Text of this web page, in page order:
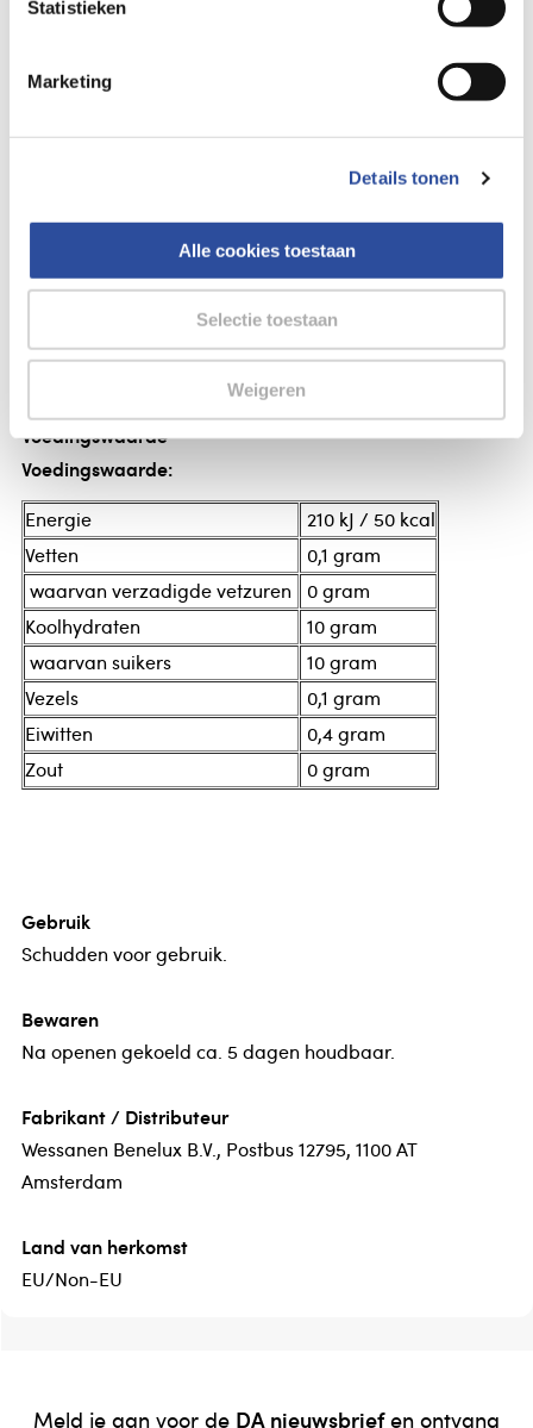
Statistieken
Marketing
Details tonen
Alle cookies toestaan
Selectie toestaan
Weigeren
Voor 21u besteld,
Natufood Zwarte bes oersap vitaal bio
Natufood Zwarte bes oersap vitaal
teelt.
Voedingswaarde
Voedingswaarde:
Energie
210 kJ / 50 kcal
Vetten
0,1 gram
waarvan verzadigde vetzuren
0 gram
Koolhydraten
10 gram
waarvan suikers
10 gram
Vezels
0,1 gram
Eiwitten
0,4 gram
Zout
0 gram
Gebruik
Schudden voor gebruik.
Bewaren
Na openen gekoeld ca. 5 dagen houdbaar.
Fabrikant / Distributeur
Wessanen Benelux B.V., Postbus 12795, 1100 AT
Amsterdam
Land van herkomst
EU/Non-EU
Meld je aan voor de DA nieuwsbriefen ontvang